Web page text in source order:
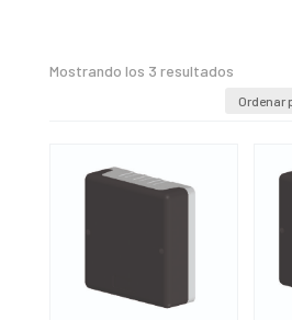
Mostrando los 3 resultadosOrdenado
por